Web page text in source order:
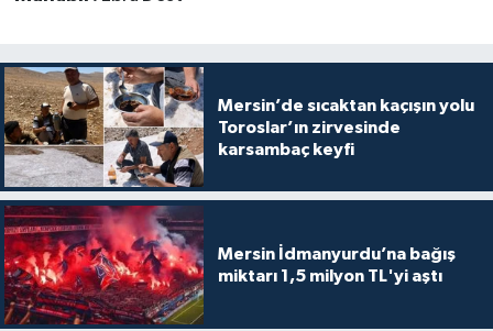
Mersin’de sıcaktan kaçışın yolu
Toroslar’ın zirvesinde
karsambaç keyfi
Mersin İdmanyurdu’na bağış
miktarı 1,5 milyon TL'yi aştı